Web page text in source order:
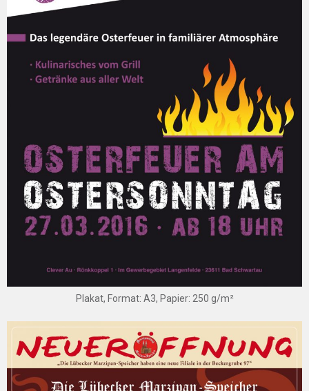
Plakat, Format: A3, Papier: 250 g/m²